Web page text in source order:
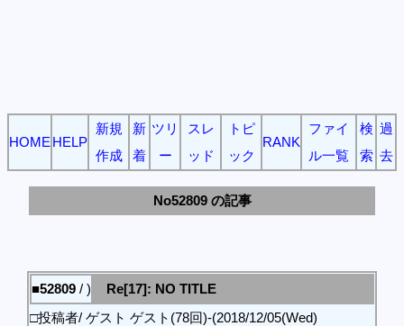
HOME HELP
新規
作成
新
着
ツリ
ー
スレ
ッド
トピ
ック
RANK
ファイ
ル一覧
検
索
過
去
No52809 の記事
■52809 / )
Re[17]: NO TITLE
□投稿者/ ゲスト ゲスト(78回)-(2018/12/05(Wed)